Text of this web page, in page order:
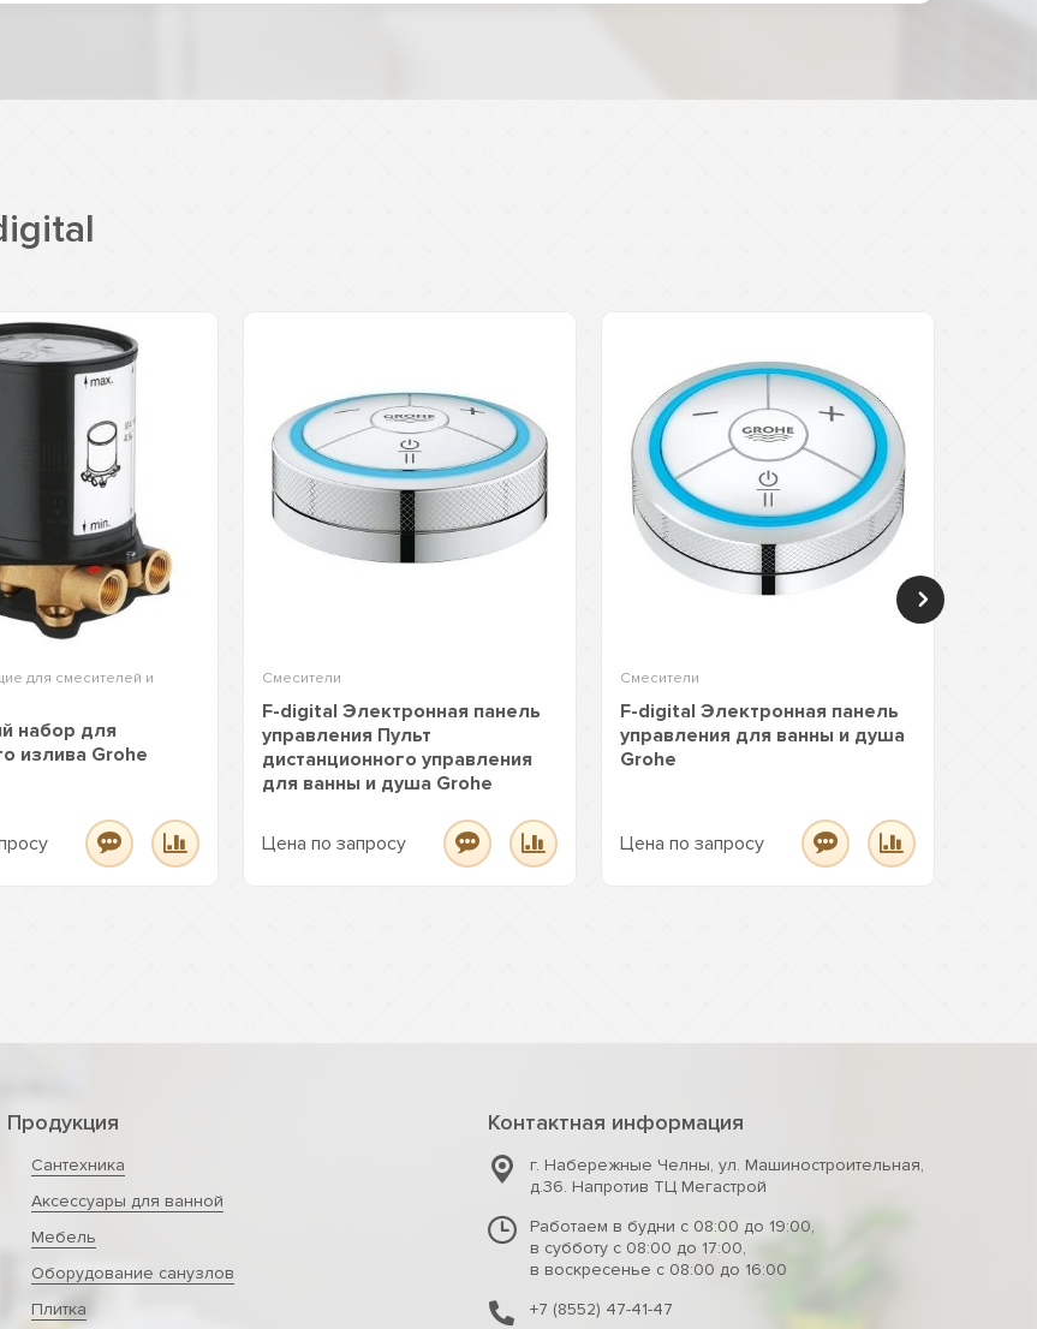
для смесителей и
набор для
излива Grohe
Смесители
F-digital Электронная панель
управления Пульт
дистанционного управления
для ванны и душа Grohe
Цена по запросу
Смесители
F-digital Электронная панель
управления для ванны и душа
Grohe
Цена по запросу
Продукция
Сантехника
Аксессуары для ванной
Мебель
Оборудование санузлов
Плитка
Контактная информация
г. Набережные Челны, ул. Машиностроительная,
д.36. Напротив ТЦ Мегастрой
Работаем в будни с 08:00 до 19:00,
в субботу с 08:00 до 17:00,
в воскресенье с 08:00 до 16:00
+7 (8552) 47-41-47